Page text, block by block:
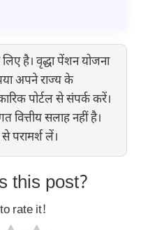
है। वृद्धा पेंशन योजना
अपने राज्य के
पोर्टल से संपर्क करें।
वित्तीय सलाह नहीं है।
परामर्श लें।
this post?
rate it!